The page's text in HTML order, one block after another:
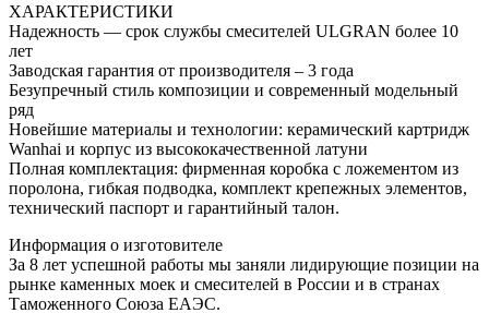
ХАРАКТЕРИСТИКИ
Надежность — срок службы смесителей ULGRAN более 10
лет
Заводская гарантия от производителя – 3 года
Безупречный стиль композиции и современный модельный
ряд
Новейшие материалы и технологии: керамический картридж
Wanhai и корпус из высококачественной латуни
Полная комплектация: фирменная коробка с ложементом из
поролона, гибкая подводка, комплект крепежных элементов,
технический паспорт и гарантийный талон.
Информация о изготовителе
За 8 лет успешной работы мы заняли лидирующие позиции на
рынке каменных моек и смесителей в России и в странах
Таможенного Союза ЕАЭС.